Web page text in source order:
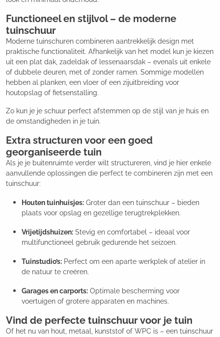
Functioneel en stijlvol – de moderne
tuinschuur
Moderne tuinschuren combineren aantrekkelijk design met
praktische functionaliteit. Afhankelijk van het model kun je kiezen
uit een plat dak, zadeldak of lessenaarsdak – evenals uit enkele
of dubbele deuren, met of zonder ramen. Sommige modellen
hebben al planken, een vloer of een zijuitbreiding voor
houtopslag of fietsenstalling.
Zo kun je je schuur perfect afstemmen op de stijl van je huis en
de omstandigheden in je tuin.
Extra structuren voor een goed
georganiseerde tuin
Als je je buitenruimte verder wilt structureren, vind je hier enkele
aanvullende oplossingen die perfect te combineren zijn met een
tuinschuur:
Houten tuinhuisjes: Groter dan een tuinschuur – bieden
plaats voor opslag en gezellige terugtrekplekken.
Vrijetijdshuizen: Stevig en comfortabel – ideaal voor
multifunctioneel gebruik gedurende het seizoen.
Tuinstudio’s: Perfect om een aparte werkplek of atelier in
de natuur te creëren.
Garages en carports: Optimale bescherming voor
voertuigen of grotere apparaten en machines.
Vind de perfecte tuinschuur voor je tuin
Of het nu van hout, metaal, kunststof of WPC is – een tuinschuur